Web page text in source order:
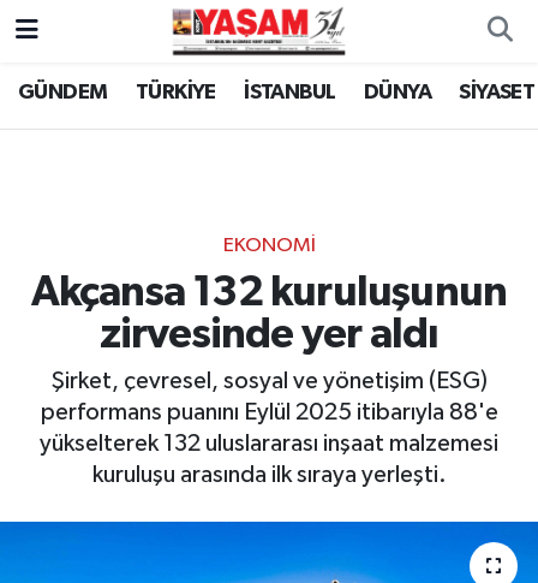
GÜNDEM TÜRKİYE İSTANBUL DÜNYA SİYASET
EKONOMİ
Akçansa 132 kuruluşunun
zirvesinde yer aldı
Şirket, çevresel, sosyal ve yönetişim (ESG)
performans puanını Eylül 2025 itibarıyla 88'e
yükselterek 132 uluslararası inşaat malzemesi
kuruluşu arasında ilk sıraya yerleşti.